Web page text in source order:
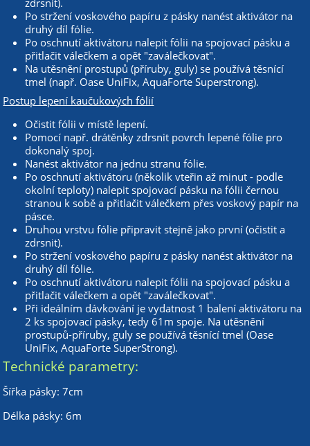
zdrsnit).
Po stržení voskového papíru z pásky nanést aktivátor na
druhý díl fólie.
Po oschnutí aktivátoru nalepit fólii na spojovací pásku a
přitlačit válečkem a opět "zaválečkovat".
Na utěsnění prostupů (příruby, guly) se používá těsnící
tmel (např. Oase UniFix, AquaForte Superstrong).
Postup lepení kaučukových fólií
Očistit fólii v místě lepení.
Pomocí např. drátěnky zdrsnit povrch lepené fólie pro
dokonalý spoj.
Nanést aktivátor na jednu stranu fólie.
Po oschnutí aktivátoru (několik vteřin až minut - podle
okolní teploty) nalepit spojovací pásku na fólii černou
stranou k sobě a přitlačit válečkem přes voskový papír na
pásce.
Druhou vrstvu fólie připravit stejně jako první (očistit a
zdrsnit).
Po stržení voskového papíru z pásky nanést aktivátor na
druhý díl fólie.
Po oschnutí aktivátoru nalepit fólii na spojovací pásku a
přitlačit válečkem a opět "zaválečkovat".
Při ideálním dávkování je vydatnost 1 balení aktivátoru na
2 ks spojovací pásky, tedy 61m spoje. Na utěsnění
prostupů-příruby, guly se používá těsnící tmel (Oase
UniFix, AquaForte SuperStrong).
Technické parametry:
Šířka pásky: 7cm
Délka pásky: 6m